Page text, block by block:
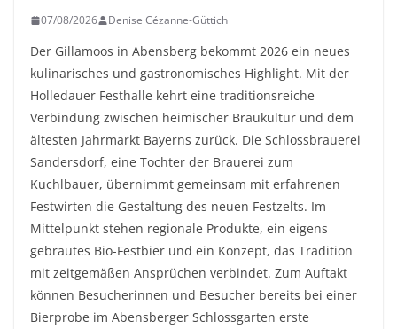
07/08/2026 Denise Cézanne-Güttich
Der Gillamoos in Abensberg bekommt 2026 ein neues
kulinarisches und gastronomisches Highlight. Mit der
Holledauer Festhalle kehrt eine traditionsreiche
Verbindung zwischen heimischer Braukultur und dem
ältesten Jahrmarkt Bayerns zurück. Die Schlossbrauerei
Sandersdorf, eine Tochter der Brauerei zum
Kuchlbauer, übernimmt gemeinsam mit erfahrenen
Festwirten die Gestaltung des neuen Festzelts. Im
Mittelpunkt stehen regionale Produkte, ein eigens
gebrautes Bio-Festbier und ein Konzept, das Tradition
mit zeitgemäßen Ansprüchen verbindet. Zum Auftakt
können Besucherinnen und Besucher bereits bei einer
Bierprobe im Abensberger Schlossgarten erste